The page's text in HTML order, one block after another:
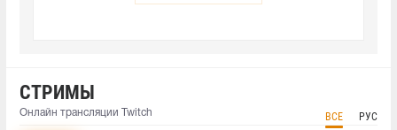
СТРИМЫ
Онлайн трансляции Twitch ВСЕ РУС